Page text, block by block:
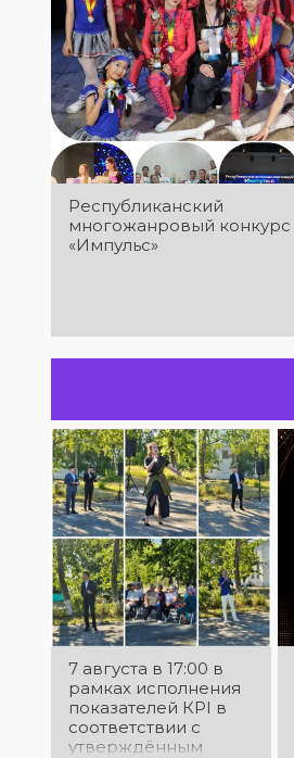
Республиканский
многожанровый конкурс
«Импульс»
7 августа в 17:00 в
рамках исполнения
показателей КРІ в
соответствии с
утверждённым